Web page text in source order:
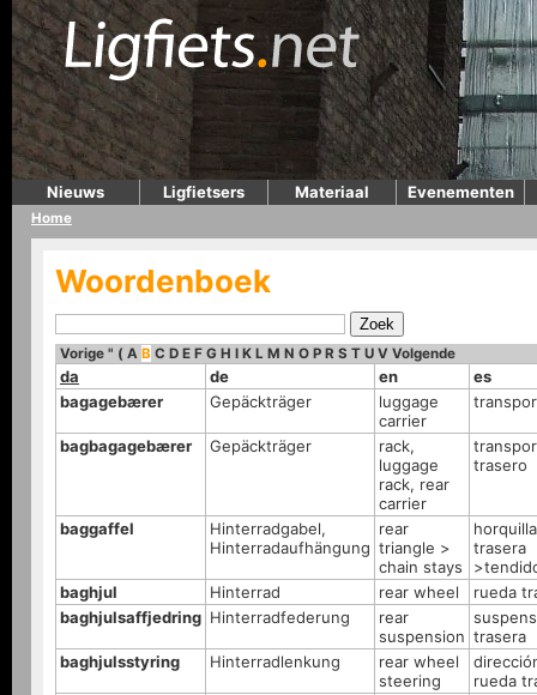
Nieuws Ligfietsers Materiaal Evenementen
Home
Woordenboek
Vorige " ( A B C D E F G H I K L M N O P R S T U V Volgende
da de en
es
bagagebærer
Gepäckträger
luggage
carrier
bagbagagebærer Gepäckträger
rack,
luggage
rack, rear
carrier
trasero
baggaffel
Hinterradgabel,
Hinterradaufhängung
rear
triangle >
chain stays
horquilla
trasera
baghjul
Hinterrad rear wheel
rueda
baghjulsaffjedring Hinterradfederung
rear
suspension trasera
baghjulsstyring
Hinterradlenkung
rear wheel
steering
rueda